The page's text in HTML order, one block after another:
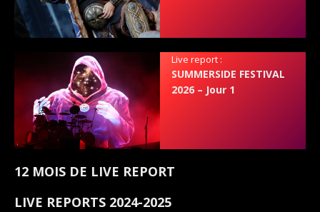
Live report :
SUMMERSIDE FESTIVAL
2026 – Jour 1
12 MOIS DE LIVE REPORT
LIVE REPORTS 2024-2025